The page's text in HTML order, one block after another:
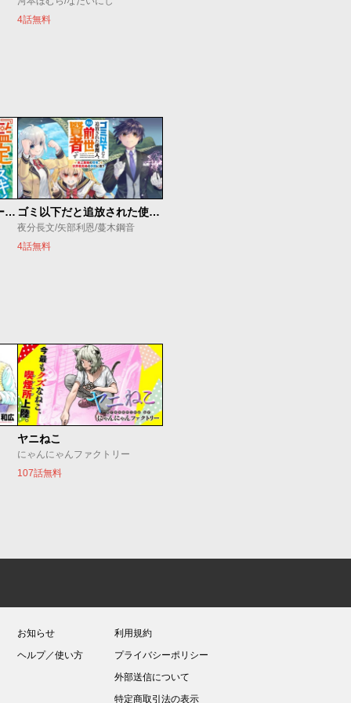
4話無料
俺の『鑑定』スキルがチートすぎて ゴミ以下だと追放された使用人、実は前世賢者です ～史上最強の賢者、世界最高峰の学園に通う～
夜分長文/矢部利恩/蔓木鋼音
4話無料
ヤニねこ
にゃんにゃんファクトリー
107話無料
お知らせ
ヘルプ／使い方
利用規約
プライバシーポリシー
外部送信について
特定商取引法の表示